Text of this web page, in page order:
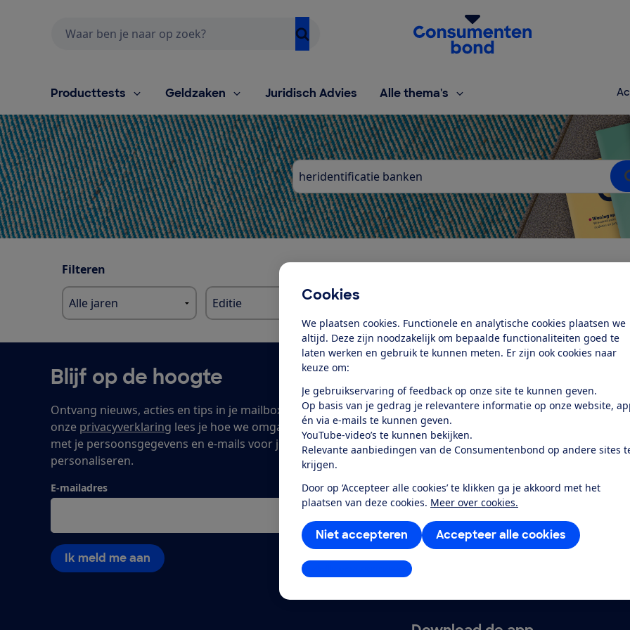
Cookies
We plaatsen cookies. Functionele en analytische cookies plaatsen we
altijd. Deze zijn noodzakelijk om bepaalde functionaliteiten goed te
laten werken en gebruik te kunnen meten. Er zijn ook cookies naar
keuze om:
Je gebruikservaring of feedback op onze site te kunnen geven.
Op basis van je gedrag je relevantere informatie op onze website,
én via e-mails te kunnen geven.
YouTube-video’s te kunnen bekijken.
Relevante aanbiedingen van de Consumentenbond op andere sites
krijgen.
Door op ‘Accepteer alle cookies’ te klikken ga je akkoord met het
plaatsen van deze cookies. Meer over cookies.
Accepteer alle cookies
Niet accepteren
Instellingen aanpassen
Homepage van de Consumentenbond
Producttests Geldzaken Juridisch Advies Alle thema's
Zoeken
Filteren
Blijf op de hoogte
Ontvang nieuws, acties en tips in je mailbox. In
onze privacyverklaring lees je hoe we omgaan
met je persoonsgegevens en e-mails voor je
personaliseren.
E-mailadres
Ik meld me aan
Service &
Contact
Mijn Consumentenbond
Klantenservice
Stuur een bericht
Klachtenformulier
Wijzigen & opzeggen
Wie zijn we
Onze inkomsten
predicaten
Nieuws